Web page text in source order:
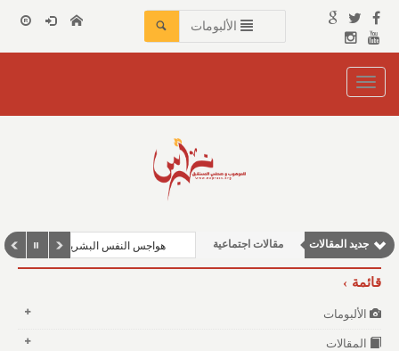
الألبومات
Toggle
navigation
جديد المقالات مقالات اجتماعية هواجس النفس البشرية بين مطرقة
قائمة
الألبومات
المقالات